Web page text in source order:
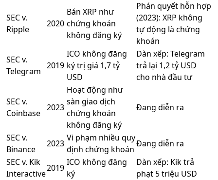
SEC v.
Ripple
2020
Bán XRP như
chứng khoán
không đăng ký
Phán quyết hỗn hợp
(2023): XRP không
tự động là chứng
khoán
SEC v.
Telegram
2019
ICO không đăng
ký trị giá 1,7 tỷ
USD
Dàn xếp: Telegram
trả lại 1,2 tỷ USD
cho nhà đầu tư
SEC v.
Coinbase
2023
Hoạt động như
sàn giao dịch
chứng khoán
không đăng ký
Đang diễn ra
SEC v.
Binance
2023
Vi phạm nhiều quy
định chứng khoán
Đang diễn ra
SEC v. Kik
Interactive
2019
ICO không đăng
ký
Dàn xếp: Kik trả
phạt 5 triệu USD